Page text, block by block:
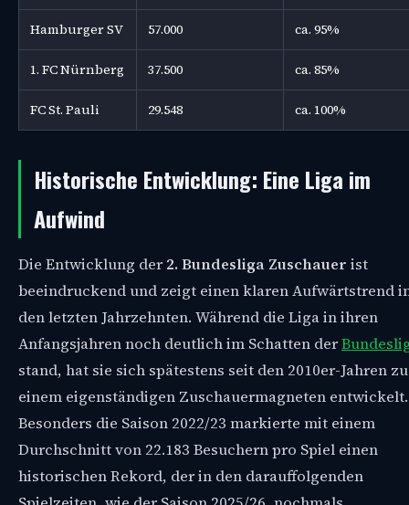
Hamburger SV 57.000 ca. 95%
1. FC Nürnberg 37.500 ca. 85%
FC St. Pauli 29.548 ca. 100%
Historische Entwicklung: Eine Liga im
Aufwind
Die Entwicklung der 2. Bundesliga Zuschauer ist
beeindruckend und zeigt einen klaren Aufwärtstrend
den letzten Jahrzehnten. Während die Liga in ihren
Anfangsjahren noch deutlich im Schatten der
stand, hat sie sich spätestens seit den 2010er-Jahren zu
einem eigenständigen Zuschauermagneten entwickelt.
Besonders die Saison 2022/23 markierte mit einem
Durchschnitt von 22.183 Besuchern pro Spiel einen
historischen Rekord, der in den darauffolgenden